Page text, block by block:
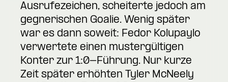
Ausrufezeichen, scheiterte jedoch am
gegnerischen Goalie. Wenig später
war es dann soweit: Fedor Kolupaylo
verwertete einen mustergültigen
Konter zur 1:0-Führung. Nur kurze
Zeit später erhöhten Tyler McNeely